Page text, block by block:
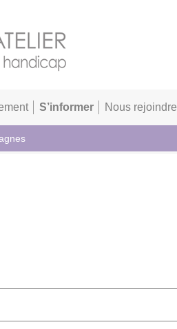
S’informer Nous rejoindre